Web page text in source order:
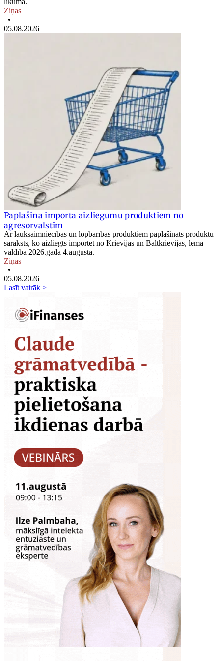
likumā.
Ziņas
•
05.08.2026
Paplašina importa aizliegumu produktiem no
agresorvalstīm
Ar lauksaimniecības un lopbarības produktiem paplašināts produktu
saraksts, ko aizliegts importēt no Krievijas un Baltkrievijas, lēma
valdība 2026.gada 4.augustā.
Ziņas
•
05.08.2026
Lasīt vairāk >